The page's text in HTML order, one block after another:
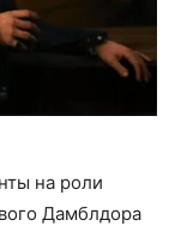
на роли
Дамблдора